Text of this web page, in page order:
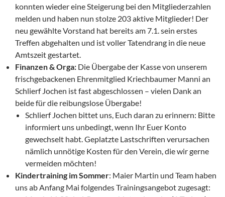
konnten wieder eine Steigerung bei den Mitgliederzahlen
melden und haben nun stolze 203 aktive Mitglieder! Der
neu gewählte Vorstand hat bereits am 7.1. sein erstes
Treffen abgehalten und ist voller Tatendrang in die neue
Amtszeit gestartet.
Finanzen & Orga: Die Übergabe der Kasse von unserem
frischgebackenen Ehrenmitglied Kriechbaumer Manni an
Schlierf Jochen ist fast abgeschlossen – vielen Dank an
beide für die reibungslose Übergabe!
Schlierf Jochen bittet uns, Euch daran zu erinnern: Bitte
informiert uns unbedingt, wenn Ihr Euer Konto
gewechselt habt. Geplatzte Lastschriften verursachen
nämlich unnötige Kosten für den Verein, die wir gerne
vermeiden möchten!
Kindertraining im Sommer: Maier Martin und Team haben
uns ab Anfang Mai folgendes Trainingsangebot zugesagt: